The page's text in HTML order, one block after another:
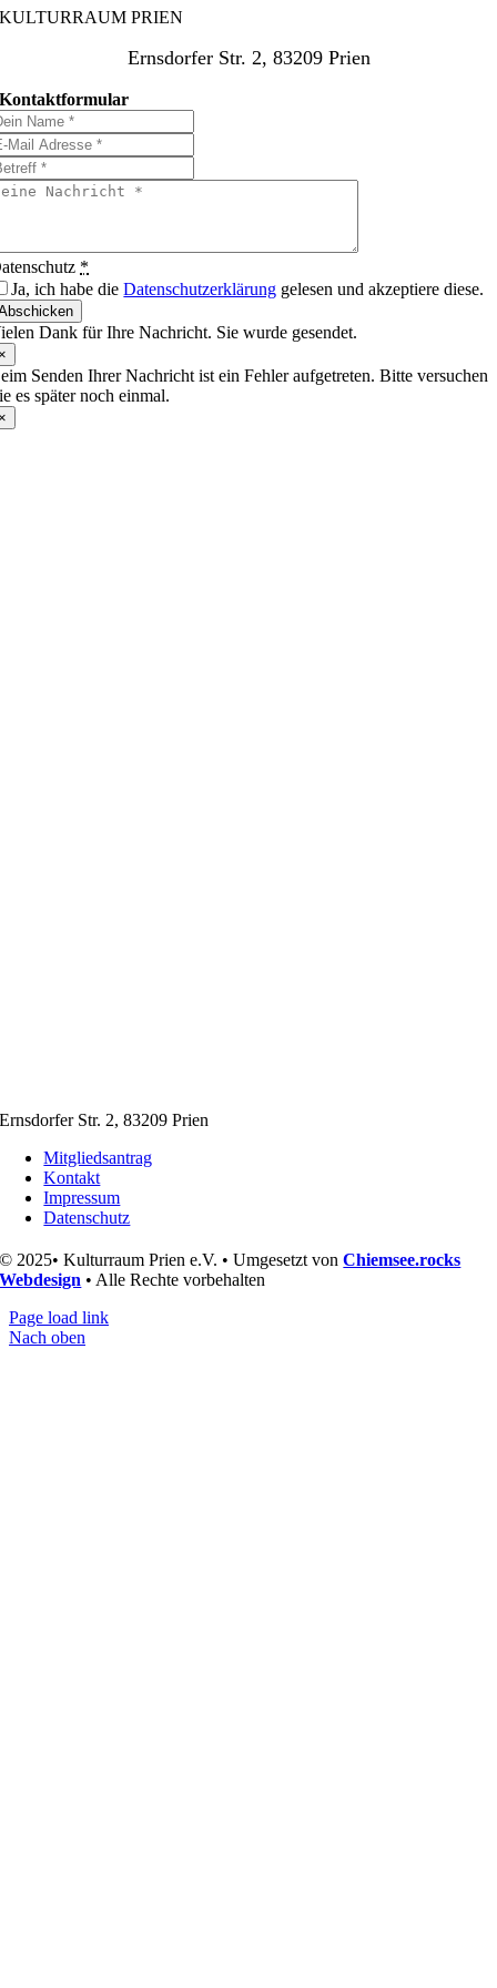
KULTURRAUM PRIEN
Ernsdorfer Str. 2, 83209 Prien
Kontaktformular
*
Ja, ich habe dieDatenschutzerklärung gelesen und akzeptiere diese.
Dank für Ihre Nachricht. Sie wurde gesendet.
Senden Ihrer Nachricht ist ein Fehler aufgetreten. Bitte versuchen
es später noch einmal.
Ernsdorfer Str. 2, 83209 Prien
Mitgliedsantrag
Kontakt
Impressum
Datenschutz
© 2025• Kulturraum Prien e.V. • Umgesetzt vonChiemsee.rocks
Webdesign • Alle Rechte vorbehalten
Page load link
Nach oben